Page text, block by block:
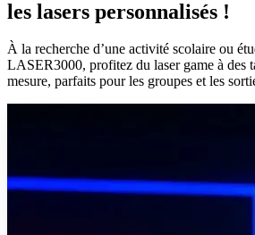
les lasers personnalisés !
À la recherche d’une activité scolaire ou
LASER3000, profitez du laser game à des
mesure, parfaits pour les groupes et les